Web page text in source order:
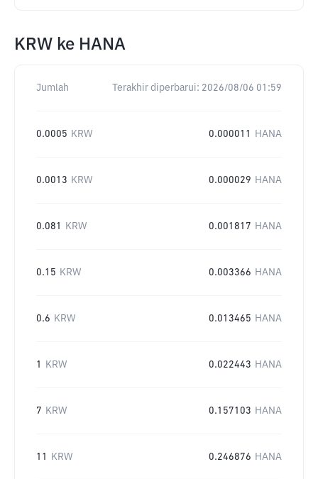
KRW ke HANA
Jumlah Terakhir diperbarui: 2026/08/06 01:59
0.0005 KRW 0.000011 HANA
0.0013 KRW 0.000029 HANA
0.081 KRW 0.001817 HANA
0.15 KRW 0.003366 HANA
0.6 KRW 0.013465 HANA
1 KRW 0.022443 HANA
7 KRW 0.157103 HANA
11 KRW 0.246876 HANA